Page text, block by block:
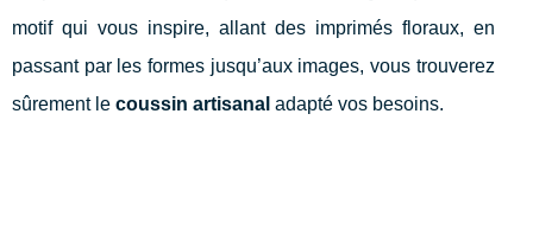
motif qui vous inspire, allant des imprimés floraux, en
passant par les formes jusqu’aux images, vous trouverez
sûrement le coussin artisanal adapté vos besoins.